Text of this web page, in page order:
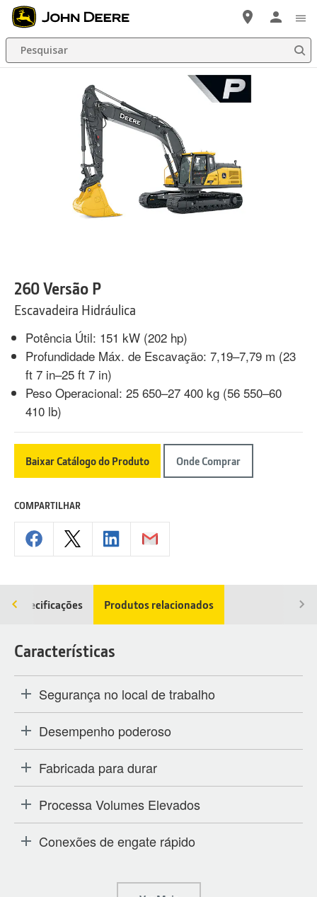
Pular
para
Conteúdo
Principal
Pesquisar
260 Versão P
Escavadeira Hidráulica
Potência Útil: 151 kW (202 hp)
Profundidade Máx. de Escavação: 7,19–7,79 m (23
ft 7 in–25 ft 7 in)
Peso Operacional: 25 650–27 400 kg (56 550–60
410 lb)
Baixar Catálogo do Produto Onde Comprar
COMPARTILHAR
Especificações Produtos relacionados
Características
Segurança no local de trabalho
Desempenho poderoso
Fabricada para durar
Processa Volumes Elevados
Conexões de engate rápido